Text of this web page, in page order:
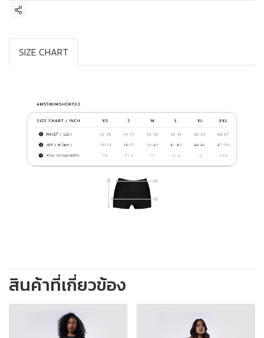
แชร์
SIZE CHART
สินค้าที่เกี่ยวข้อง